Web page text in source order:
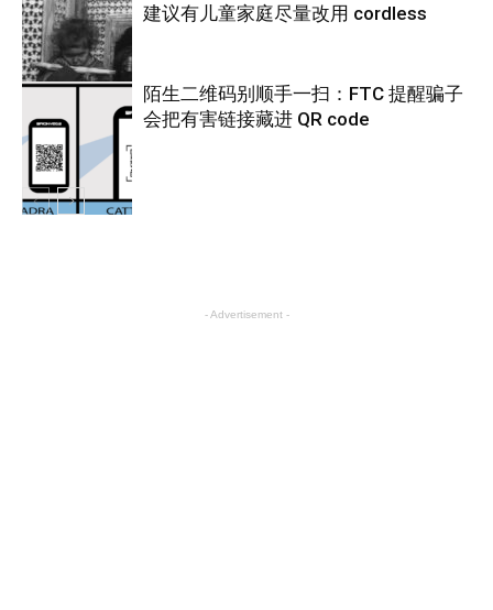
热点
热点
建议有儿童家庭尽量改用 cordless
陌生二维码别顺手一扫：FTC 提醒骗子
会把有害链接藏进 QR code
- Advertisement -